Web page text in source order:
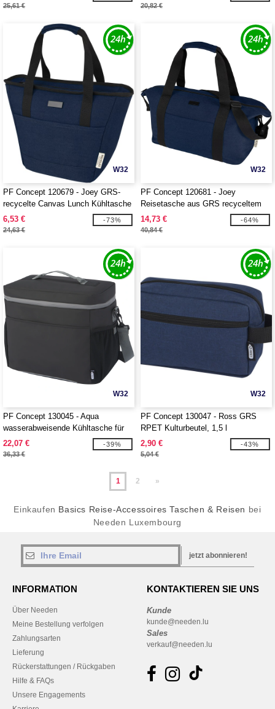
25,61 € 20,82 €
W32
PF Concept 120679 - Joey GRS-
recycelte Canvas Lunch Kühltasche
6 L für 9 Dosen
6,53 €
24,63 €
-73%
W32
PF Concept 120681 - Joey
Reisetasche aus GRS recyceltem
Canvas 25 L
14,73 €
40,84 €
-64%
W32
PF Concept 130045 - Aqua
wasserabweisende Kühltasche für
20 Dosen aus GRS
Recyclingmaterial 22 L
22,07 €
36,33 €
-39%
W32
PF Concept 130047 - Ross GRS
RPET Kulturbeutel, 1,5 l
2,90 €
5,04 €
-43%
1 2 »
Einkaufen Basics Reise-Accessoires Taschen & Reisen bei
Needen Luxembourg
jetzt abonnieren!
INFORMATION
Über Needen
Meine Bestellung verfolgen
Zahlungsarten
Lieferung
Rückerstattungen / Rückgaben
Hilfe & FAQs
Unsere Engagements
KONTAKTIEREN SIE UNS
Kunde
kunde@needen.lu
Sales
verkauf@needen.lu